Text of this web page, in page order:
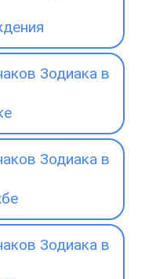
Зодиака в
Зодиака в
Зодиака в